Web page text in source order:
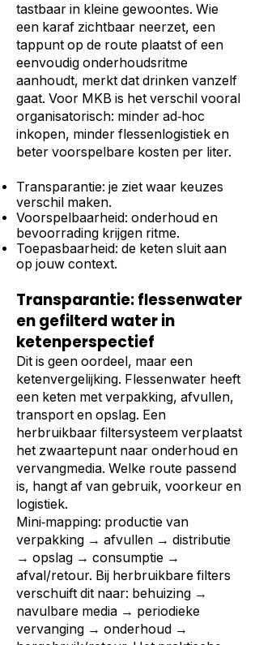
tastbaar in kleine gewoontes. Wie
een karaf zichtbaar neerzet, een
tappunt op de route plaatst of een
eenvoudig onderhoudsritme
aanhoudt, merkt dat drinken vanzelf
gaat. Voor MKB is het verschil vooral
organisatorisch: minder ad‑hoc
inkopen, minder flessenlogistiek en
beter voorspelbare kosten per liter.
Transparantie: je ziet waar keuzes
verschil maken.
Voorspelbaarheid: onderhoud en
bevoorrading krijgen ritme.
Toepasbaarheid: de keten sluit aan
op jouw context.
Transparantie: flessenwater
en gefilterd water in
ketenperspectief
Dit is geen oordeel, maar een
ketenvergelijking. Flessenwater heeft
een keten met verpakking, afvullen,
transport en opslag. Een
herbruikbaar filtersysteem verplaatst
het zwaartepunt naar onderhoud en
vervangmedia. Welke route passend
is, hangt af van gebruik, voorkeur en
logistiek.
Mini‑mapping: productie van
verpakking → afvullen → distributie
→ opslag → consumptie →
afval/retour. Bij herbruikbare filters
verschuift dit naar: behuizing →
navulbare media → periodieke
vervanging → onderhoud →